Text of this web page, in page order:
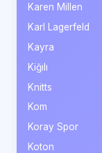
Karen Millen
Karl Lagerfeld
Kayra
Kiğılı
Knitts
Kom
Koray Spor
Koton